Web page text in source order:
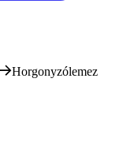
Horgonyzólemez